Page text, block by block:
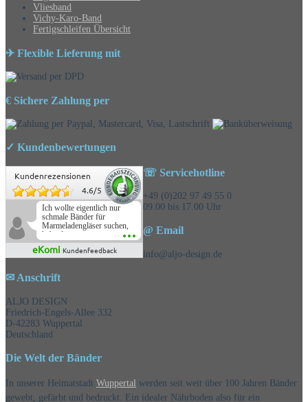
Vliesband
Vichy-Karo-Band
Fertigschleifen Übersicht
✈ Flexible Lieferung mit
€ Sichere Zahlung per
✓ Kundenbewertungen
Kundenrezensionen
4.6/5
Ich wollte eigentlich nur
schmale Bänder für
Marmeladengläser suchen,
habe die
Überraschungsbänder
mitbestellt und war positiv
überrascht, schöne
eKomi Kundenfeedback
☏ Servicehotline
+49 (0)202 97 49 55 0
09.00 bis 17.00 Uhr
@ Email
info@aljo-design.de
✉ Anschrift
ALJO DESIGN
Friedrich-Engels-Allee 332
D-42283 Wuppertal
Deutschland
Die Welt der Bänder
In unserer Heimatstadt Wuppertal werden seit weit über 100 Jahren Bänder
gewebt, gefärbt und bedruckt. Ein idealer Nährboden also für ein